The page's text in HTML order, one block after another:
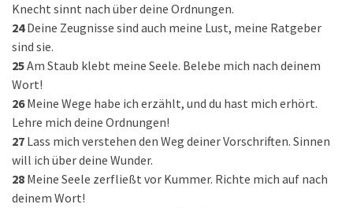
Knecht sinnt nach über deine Ordnungen.
24 Deine Zeugnisse sind auch meine Lust, meine Ratgeber
sind sie.
25Am Staub klebt meine Seele. Belebe mich nach deinem
Wort!
26 Meine Wege habe ich erzählt, und du hast mich erhört.
Lehre mich deine Ordnungen!
27 Lass mich verstehen den Weg deiner Vorschriften. Sinnen
will ich über deine Wunder.
28 Meine Seele zerfließt vor Kummer. Richte mich auf nach
deinem Wort!